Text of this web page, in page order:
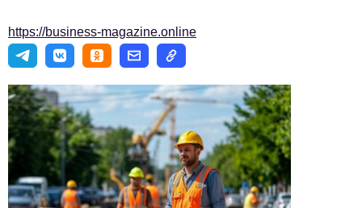
Импортозамещение
Мероприятия
Авторские материалы
Видео
Телефон редакции: +7 495 727-01-67
Электронные почты редакции:
https://business-magazine.online